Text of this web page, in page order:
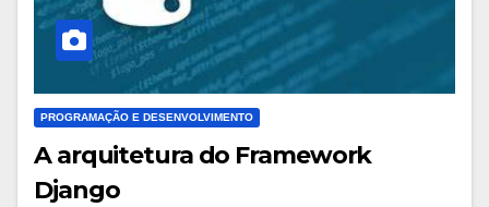
PROGRAMAÇÃO E DESENVOLVIMENTO
A arquitetura do Framework
Django